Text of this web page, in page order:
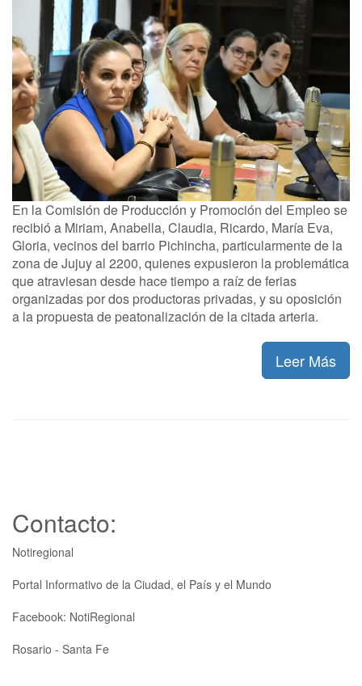
En la Comisión de Producción y Promoción del Empleo se
recibió a Miriam, Anabella, Claudia, Ricardo, María Eva,
Gloria, vecinos del barrio Pichincha, particularmente de la
zona de Jujuy al 2200, quienes expusieron la problemática
que atraviesan desde hace tiempo a raíz de ferias
organizadas por dos productoras privadas, y su oposición
a la propuesta de peatonalización de la citada arteria.
Leer Más
Contacto:
Notiregional
Portal Informativo de la Ciudad, el País y el Mundo
Facebook: NotiRegional
Rosario - Santa Fe